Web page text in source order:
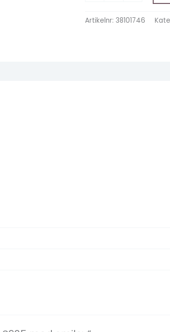
Artikelnr:38101746